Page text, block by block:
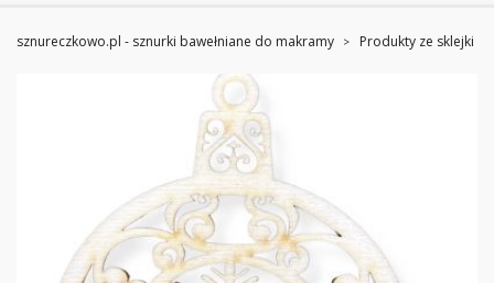
sznureczkowo.pl - sznurki bawełniane do makramy Produkty ze sklejki